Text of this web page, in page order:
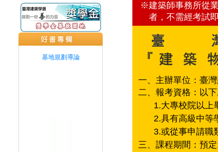
基地規劃導論
※建築師事務所從
者，不需經考試
一、主辦單位：臺
二、報考資格：以
1.大專校院以上
2.具有高級中等
3.或從事申請職
三、課程期間：預定